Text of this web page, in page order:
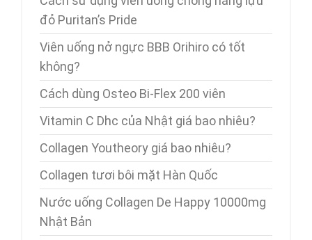
đỏ Puritan’s Pride
Viên uống nở ngực BBB Orihiro có tốt
không?
Cách dùng Osteo Bi-Flex 200 viên
Vitamin C Dhc của Nhật giá bao nhiêu?
Collagen Youtheory giá bao nhiêu?
Collagen tươi bôi mặt Hàn Quốc
Nước uống Collagen De Happy 10000mg
Nhật Bản